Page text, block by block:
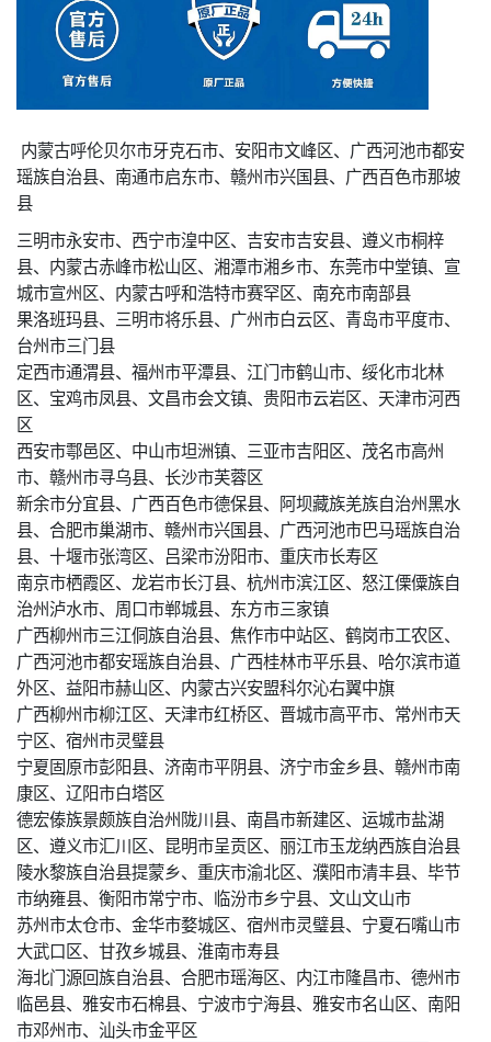
内蒙古呼伦贝尔市牙克石市、安阳市文峰区、广西河池市都安
瑶族自治县、南通市启东市、赣州市兴国县、广西百色市那坡
县
三明市永安市、西宁市湟中区、吉安市吉安县、遵义市桐梓
县、内蒙古赤峰市松山区、湘潭市湘乡市、东莞市中堂镇、宣
城市宣州区、内蒙古呼和浩特市赛罕区、南充市南部县
果洛班玛县、三明市将乐县、广州市白云区、青岛市平度市、
台州市三门县
定西市通渭县、福州市平潭县、江门市鹤山市、绥化市北林
区、宝鸡市凤县、文昌市会文镇、贵阳市云岩区、天津市河西
区
西安市鄠邑区、中山市坦洲镇、三亚市吉阳区、茂名市高州
市、赣州市寻乌县、长沙市芙蓉区
新余市分宜县、广西百色市德保县、阿坝藏族羌族自治州黑水
县、合肥市巢湖市、赣州市兴国县、广西河池市巴马瑶族自治
县、十堰市张湾区、吕梁市汾阳市、重庆市长寿区
南京市栖霞区、龙岩市长汀县、杭州市滨江区、怒江傈僳族自
治州泸水市、周口市郸城县、东方市三家镇
广西柳州市三江侗族自治县、焦作市中站区、鹤岗市工农区、
广西河池市都安瑶族自治县、广西桂林市平乐县、哈尔滨市道
外区、益阳市赫山区、内蒙古兴安盟科尔沁右翼中旗
广西柳州市柳江区、天津市红桥区、晋城市高平市、常州市天
宁区、宿州市灵璧县
宁夏固原市彭阳县、济南市平阴县、济宁市金乡县、赣州市南
康区、辽阳市白塔区
德宏傣族景颇族自治州陇川县、南昌市新建区、运城市盐湖
区、遵义市汇川区、昆明市呈贡区、丽江市玉龙纳西族自治县
陵水黎族自治县提蒙乡、重庆市渝北区、濮阳市清丰县、毕节
市纳雍县、衡阳市常宁市、临汾市乡宁县、文山文山市
苏州市太仓市、金华市婺城区、宿州市灵璧县、宁夏石嘴山市
大武口区、甘孜乡城县、淮南市寿县
海北门源回族自治县、合肥市瑶海区、内江市隆昌市、德州市
临邑县、雅安市石棉县、宁波市宁海县、雅安市名山区、南阳
市邓州市、汕头市金平区